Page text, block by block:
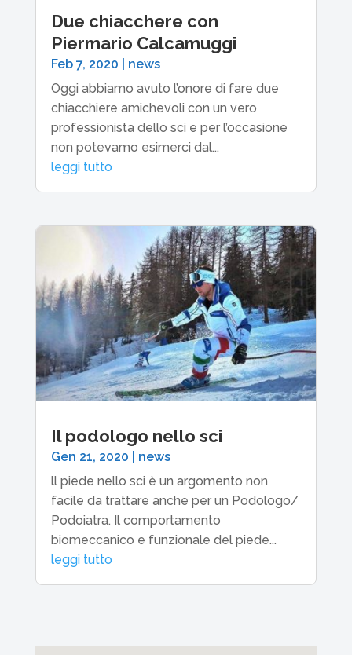
Due chiacchere con
Piermario Calcamuggi
Feb 7, 2020
news
Oggi abbiamo avuto l’onore di fare due
chiacchiere amichevoli con un vero
professionista dello sci e per l’occasione
non potevamo esimerci dal...
leggi tutto
Il podologo nello sci
Gen 21, 2020
news
ll piede nello sci è un argomento non
facile da trattare anche per un Podologo/
Podoiatra. Il comportamento
biomeccanico e funzionale del piede...
leggi tutto